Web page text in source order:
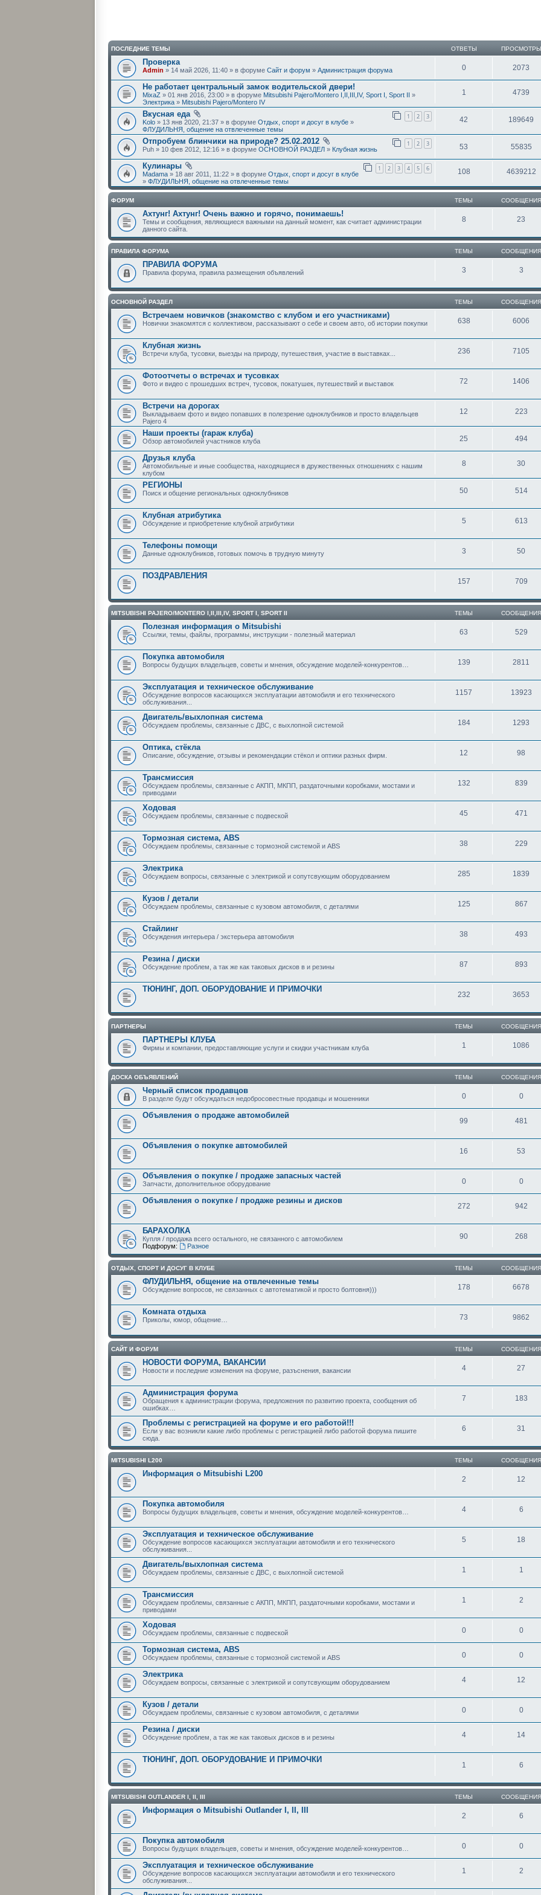
ПОСЛЕДНИЕ ТЕМЫ ОТВЕТЫ ПРОСМОТРЫ
Проверка
Admin » 14 май 2026, 11:40 » в форуме Сайт и форум » Администрация форума 0 2073
Не работает центральный замок водительской двери!
MixaZ » 01 янв 2016, 23:00 » в форуме Mitsubishi Pajero/Montero I,II,III,IV, Sport I, Sport II »
Электрика » Mitsubishi Pajero/Montero IV
1 4739
Вкусная еда 1 2 3
Kolo » 13 янв 2020, 21:37 » в форуме Отдых, спорт и досуг в клубе »
ФЛУДИЛЬНЯ, общение на отвлеченные темы
42 189649
Отпробуем блинчики на природе? 25.02.2012 1 2 3
Puh » 10 фев 2012, 12:16 » в форуме ОСНОВНОЙ РАЗДЕЛ » Клубная жизнь 53 55835
Кулинары 1 2 3 4 5 6
Madama » 18 авг 2011, 11:22 » в форуме Отдых, спорт и досуг в клубе
» ФЛУДИЛЬНЯ, общение на отвлеченные темы
108 4639212
ФОРУМ ТЕМЫ СООБЩЕНИЯ
Ахтунг! Ахтунг! Очень важно и горячо, понимаешь!
Темы и сообщения, являющиеся важными на данный момент, как считает администрации
данного сайта.
8 23
ПРАВИЛА ФОРУМА ТЕМЫ СООБЩЕНИЯ
ПРАВИЛА ФОРУМА
Правила форума, правила размещения объявлений 3 3
ОСНОВНОЙ РАЗДЕЛ ТЕМЫ СООБЩЕНИЯ
Встречаем новичков (знакомство с клубом и его участниками)
Новички знакомятся с коллективом, рассказывают о себе и своем авто, об истории покупки 638 6006
Клубная жизнь
Встречи клуба, тусовки, выезды на природу, путешествия, участие в выставках... 236 7105
Фотоотчеты о встречах и тусовках
Фото и видео с прошедших встреч, тусовок, покатушек, путешествий и выставок 72 1406
Встречи на дорогах
Выкладываем фото и видео попавших в полезрение одноклубников и просто владельцев
Pajero 4
12 223
Наши проекты (гараж клуба)
Обзор автомобилей участников клуба 25 494
Друзья клуба
Автомобильные и иные сообщества, находящиеся в дружественных отношениях с нашим
клубом
8 30
РЕГИОНЫ
Поиск и общение региональных одноклубников 50 514
Клубная атрибутика
Обсуждение и приобретение клубной атрибутики 5 613
Телефоны помощи
Данные одноклубников, готовых помочь в трудную минуту 3 50
ПОЗДРАВЛЕНИЯ
157 709
MITSUBISHI PAJERO/MONTERO I,II,III,IV, SPORT I, SPORT II ТЕМЫ СООБЩЕНИЯ
Полезная информация о Mitsubishi
Ссылки, темы, файлы, программы, инструкции - полезный материал 63 529
Покупка автомобиля
Вопросы будущих владельцев, советы и мнения, обсуждение моделей-конкурентов… 139 2811
Эксплуатация и техническое обслуживание
Обсуждение вопросов касающихся эксплуатации автомобиля и его технического
обслуживания...
1157 13923
Двигатель/выхлопная система
Обсуждаем проблемы, связанные с ДВС, с выхлопной системой 184 1293
Оптика, стёкла
Описание, обсуждение, отзывы и рекомендации стёкол и оптики разных фирм. 12 98
Трансмиссия
Обсуждаем проблемы, связанные с АКПП, МКПП, раздаточными коробками, мостами и
приводами
132 839
Ходовая
Обсуждаем проблемы, связанные с подвеской 45 471
Тормозная система, ABS
Обсуждаем проблемы, связанные с тормозной системой и ABS 38 229
Электрика
Обсуждаем вопросы, связанные с электрикой и сопутсвующим оборудованием 285 1839
Кузов / детали
Обсуждаем проблемы, связанные с кузовом автомобиля, с деталями 125 867
Стайлинг
Обсуждения интерьера / экстерьера автомобиля 38 493
Резина / диски
Обсуждение проблем, а так же как таковых дисков в и резины 87 893
ТЮНИНГ, ДОП. ОБОРУДОВАНИЕ И ПРИМОЧКИ
232 3653
ПАРТНЕРЫ ТЕМЫ СООБЩЕНИЯ
ПАРТНЕРЫ КЛУБА
Фирмы и компании, предоставляющие услуги и скидки участникам клуба 1 1086
ДОСКА ОБЪЯВЛЕНИЙ ТЕМЫ СООБЩЕНИЯ
Черный список продавцов
В разделе будут обсуждаться недобросовестные продавцы и мошенники 0 0
Объявления о продаже автомобилей
99 481
Объявления о покупке автомобилей
16 53
Объявления о покупке / продаже запасных частей
Запчасти, дополнительное оборудование 0 0
Объявления о покупке / продаже резины и дисков
272 942
БАРАХОЛКА
Купля / продажа всего остального, не связанного с автомобилем
Подфорум:
Разное
90 268
ОТДЫХ, СПОРТ И ДОСУГ В КЛУБЕ ТЕМЫ СООБЩЕНИЯ
ФЛУДИЛЬНЯ, общение на отвлеченные темы
Обсуждение вопросов, не связанных с автотематикой и просто болтовня))) 178 6678
Комната отдыха
Приколы, юмор, общение… 73 9862
САЙТ И ФОРУМ ТЕМЫ СООБЩЕНИЯ
НОВОСТИ ФОРУМА, ВАКАНСИИ
Новости и последние изменения на форуме, разъснения, вакансии 4 27
Администрация форума
Обращения к администрации форума, предложения по развитию проекта, сообщения об
ошибках…
7 183
Проблемы с регистрацией на форуме и его работой!!!
Если у вас возникли какие либо проблемы с регистрацией либо работой форума пишите
сюда.
6 31
MITSUBISHI L200 ТЕМЫ СООБЩЕНИЯ
Информация о Mitsubishi L200
2 12
Покупка автомобиля
Вопросы будущих владельцев, советы и мнения, обсуждение моделей-конкурентов… 4 6
Эксплуатация и техническое обслуживание
Обсуждение вопросов касающихся эксплуатации автомобиля и его технического
обслуживания...
5 18
Двигатель/выхлопная система
Обсуждаем проблемы, связанные с ДВС, с выхлопной системой 1 1
Трансмиссия
Обсуждаем проблемы, связанные с АКПП, МКПП, раздаточными коробками, мостами и
приводами
1 2
Ходовая
Обсуждаем проблемы, связанные с подвеской 0 0
Тормозная система, ABS
Обсуждаем проблемы, связанные с тормозной системой и ABS 0 0
Электрика
Обсуждаем вопросы, связанные с электрикой и сопутсвующим оборудованием 4 12
Кузов / детали
Обсуждаем проблемы, связанные с кузовом автомобиля, с деталями 0 0
Резина / диски
Обсуждение проблем, а так же как таковых дисков в и резины 4 14
ТЮНИНГ, ДОП. ОБОРУДОВАНИЕ И ПРИМОЧКИ
1 6
MITSUBISHI OUTLANDER I, II, III ТЕМЫ СООБЩЕНИЯ
Информация о Mitsubishi Outlander I, II, III
2 6
Покупка автомобиля
Вопросы будущих владельцев, советы и мнения, обсуждение моделей-конкурентов… 0 0
Эксплуатация и техническое обслуживание
Обсуждение вопросов касающихся эксплуатации автомобиля и его технического
обслуживания...
1 2